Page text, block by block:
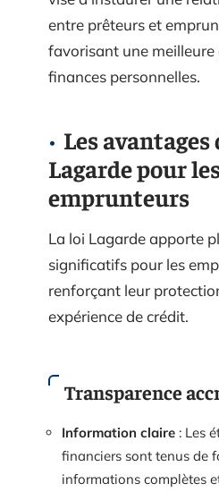
entre prêteurs et
favorisant une meilleure
finances personnelles.
Les avantages
Lagarde pour
emprunteurs
La loi Lagarde apporte
significatifs pour les
renforçant leur
expérience de crédit.
Transparence
Information claire : Les
financiers sont tenus de
informations complètes